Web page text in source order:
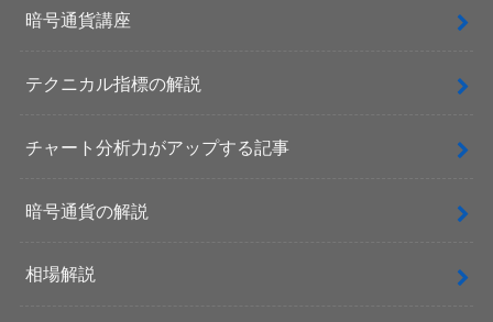
暗号通貨講座
テクニカル指標の解説
チャート分析力がアップする記事
暗号通貨の解説
相場解説